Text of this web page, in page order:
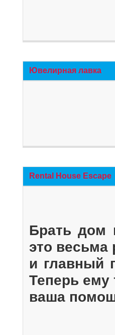
Ювелирная лавка
Rental House Escape
Брать дом
это весьма
и главный
Теперь ему
ваша